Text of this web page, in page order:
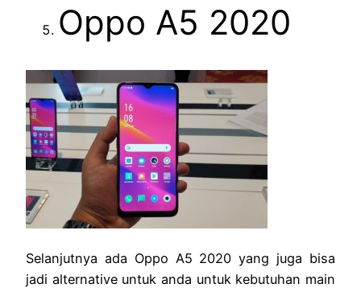
Oppo A5 2020
Selanjutnya ada Oppo A5 2020 yang juga bisa
jadi alternative untuk anda untuk kebutuhan main